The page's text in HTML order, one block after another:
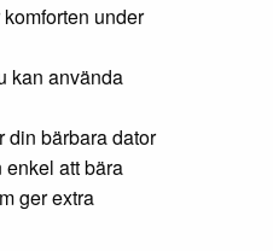
under
kan använda
din bärbara dator
enkel att bära
ger extra